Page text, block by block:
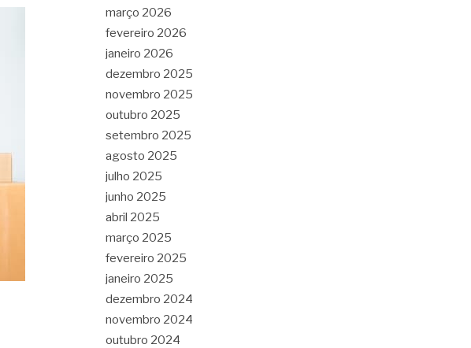
março 2026
fevereiro 2026
janeiro 2026
dezembro 2025
novembro 2025
outubro 2025
setembro 2025
agosto 2025
julho 2025
junho 2025
abril 2025
março 2025
fevereiro 2025
janeiro 2025
dezembro 2024
novembro 2024
outubro 2024